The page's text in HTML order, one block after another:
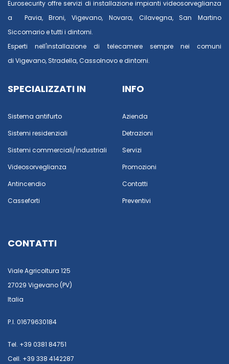
Eurosecurity offre servizi di installazione impianti videosorveglianza
a
Pavia,Broni, Vigevano, Novara, Cilavegna, San Martino
Siccomarioe tutti i dintorni.
Esperti nell'installazione di telecamere sempre nei comuni
di Vigevano, Stradella,Cassolnovoe dintorni.
SPECIALIZZATI IN
Sistema antifurto
Sistemi residenziali
Sistemi commerciali/industriali
Videosorveglianza
Antincendio
Casseforti
INFO
Azienda
Detrazioni
Servizi
Promozioni
Contatti
Preventivi
CONTATTI
Viale Agricoltura 125
27029 Vigevano (PV)
Italia
P.I. 01679630184
Tel. +39 0381 84751
Cell. +39 338 4142287